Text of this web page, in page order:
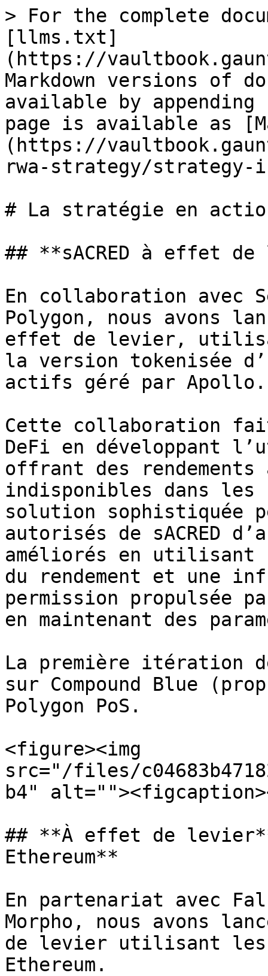
> For the complete
[llms.txt]
(https://
Markdown versions of
available by
page is available as
(https://
rwa-strategy/strategy-
# La stratégie en
## **sACRED à effet
En collaboration avec
Polygon, nous avons
effet de levier,
la version tokenisée
actifs géré par Apollo.
Cette collaboration
DeFi en développant
offrant des rendements
indisponibles dans les
solution sophistiquée
autorisés de sACRED
améliorés en utilisant
du rendement et une
permission propulsée
en maintenant des
La première itération
sur Compound Blue
Polygon PoS.
<figure><img
src="/files/
b4"
## **À effet de
Ethereum**
En partenariat avec
Morpho, nous avons
de levier utilisant les
Ethereum.